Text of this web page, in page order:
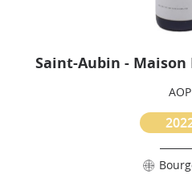
Saint-Aubin - Maison
AOP